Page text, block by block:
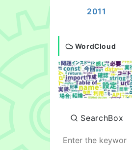
2011
WordCloud
SearchBox